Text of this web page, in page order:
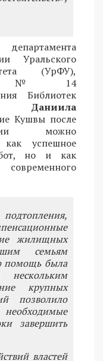
Уральского
(УрФУ),
№ 14
Библиотек
Даниила
Кушвы после
можно
как успешное
но и как
жилищных
семьям
помощь была
нескольким
крупных
позволило
завершить
властей